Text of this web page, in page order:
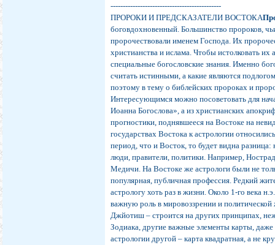
---------------------------------------------
ПРОРОКИ И ПРЕДСКАЗАТЕЛИ ВОСТОКА
боговдохновенный. Большинство пророков,
пророчествовали именем Господа. Их
христианства и ислама. Чтобы истолковать их
специальные богословские знания. Именно
считать истинными, а какие являются
поэтому в тему о библейских пророках и
Интересующимся можно посоветовать для
Иоанна Богослова», а из христианских
прогностики, поднявшееся на Востоке на
государствах Востока к астрологии
период, что и Восток, то будет видна
люди, правители, политики. Например,
Медичи. На Востоке же астрологи были не
популярная, публичная профессия. Редкий
астрологу хоть раз в жизни. Около 1-го века
важную роль в мировоззрении и
Джйотиш – строится на других принципах,
Зодиака, другие важные элементы карты,
астрологии другой – карта квадратная, а не